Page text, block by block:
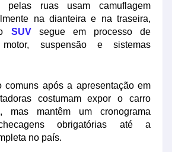
pelas ruas usam camuflagem
na dianteira e na traseira,
SUVsegue em processo de
suspensão e sistemas
comuns após a apresentação em
costumam expor o carro
mas mantêm um cronograma
obrigatórias até a
no país.